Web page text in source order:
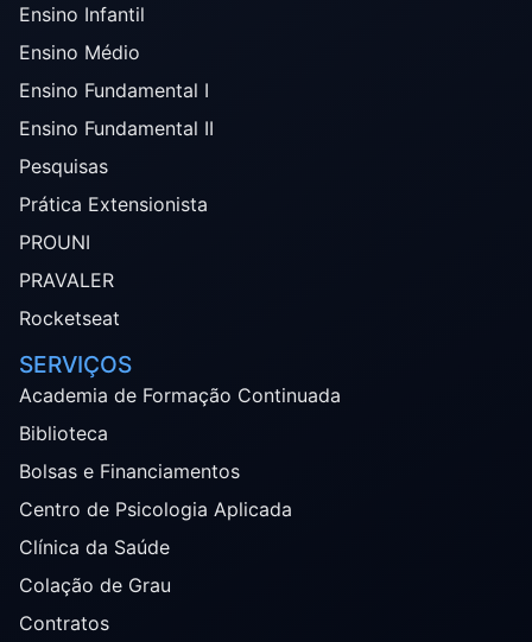
Ensino Infantil
Ensino Médio
Ensino Fundamental I
Ensino Fundamental II
Pesquisas
Prática Extensionista
PROUNI
PRAVALER
Rocketseat
SERVIÇOS
Academia de Formação Continuada
Biblioteca
Bolsas e Financiamentos
Centro de Psicologia Aplicada
Clínica da Saúde
Colação de Grau
Contratos